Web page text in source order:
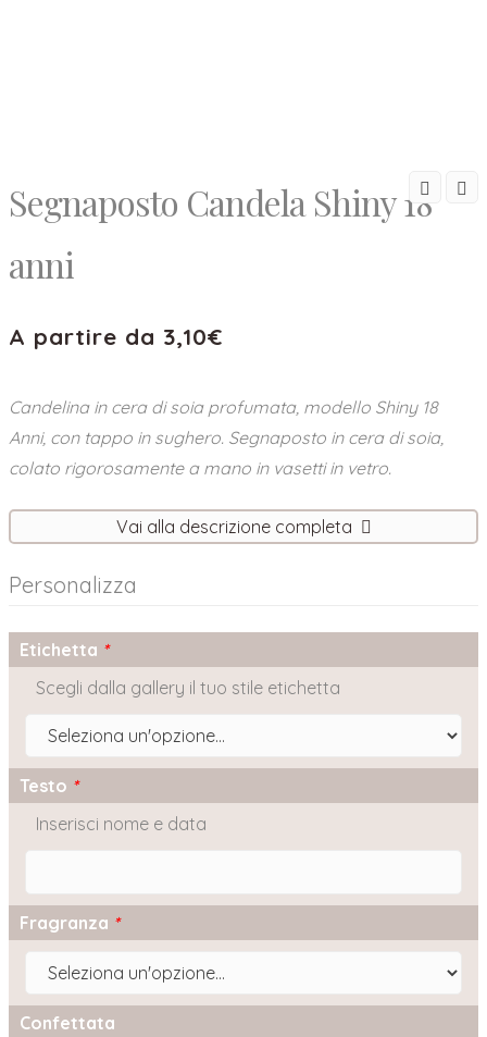
Segnaposto Candela Shiny 18
anni
A partire da 3,10€
Candelina in cera di soia profumata, modello Shiny 18
Anni, con tappo in sughero. Segnaposto in cera di soia,
colato rigorosamente a mano in vasetti in vetro.
Vai alla descrizione completa
Personalizza
Etichetta *
Scegli dalla gallery il tuo stile etichetta
Testo *
Inserisci nome e data
Fragranza *
Confettata